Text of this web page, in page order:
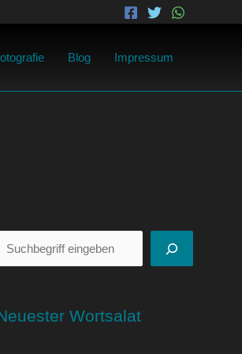
Blog Impressum
Wortsalat